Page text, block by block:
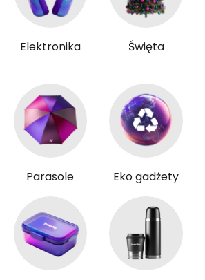
Elektronika Święta
Parasole Eko gadżety